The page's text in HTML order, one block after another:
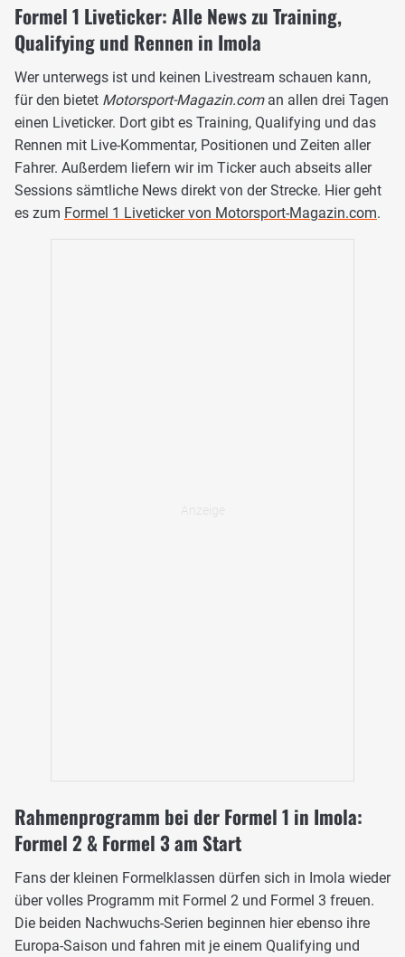
Formel 1 Liveticker: Alle News zu Training,
Qualifying und Rennen in Imola
Wer unterwegs ist und keinen Livestream schauen kann,
für den bietet Motorsport-Magazin.coman allen drei Tagen
einen Liveticker. Dort gibt es Training, Qualifying und das
Rennen mit Live-Kommentar, Positionen und Zeiten aller
Fahrer. Außerdem liefern wir im Ticker auch abseits aller
Sessions sämtliche News direkt von der Strecke. Hier geht
es zum Formel 1 Liveticker von Motorsport-Magazin.com.
Rahmenprogramm bei der Formel 1 in Imola:
Formel 2 & Formel 3 am Start
Fans der kleinen Formelklassen dürfen sich in Imola wieder
über volles Programm mit Formel 2 und Formel 3 freuen.
Die beiden Nachwuchs-Serien beginnen hier ebenso ihre
Europa-Saison und fahren mit je einem Qualifying und